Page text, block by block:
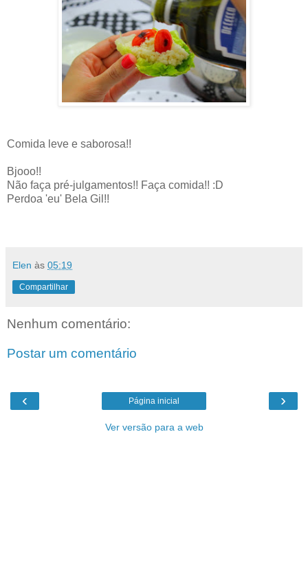
Comida leve e saborosa!!
Bjooo!!
Não faça pré-julgamentos!! Faça comida!! :D
Perdoa 'eu' Bela Gil!!
Elen às 05:19
Compartilhar
Nenhum comentário:
Postar um comentário
‹ ›
Página inicial
Ver versão para a web